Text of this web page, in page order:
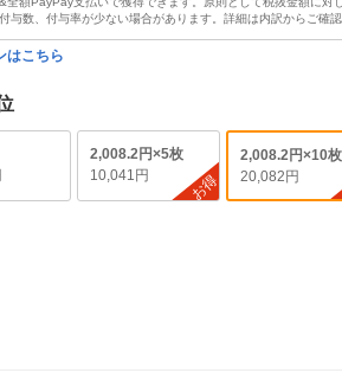
与数、付与率が少ない場合があります。詳細は内訳からご確認
はこちら
2,008.2円×5枚
10,041円
お得
2,008.2円×10枚
20,082円